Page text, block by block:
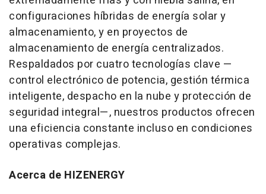
configuraciones híbridas de energía solar y
almacenamiento, y en proyectos de
almacenamiento de energía centralizados.
Respaldados por cuatro tecnologías clave —
control electrónico de potencia, gestión térmica
inteligente, despacho en la nube y protección de
seguridad integral—, nuestros productos ofrecen
una eficiencia constante incluso en condiciones
operativas complejas.
Acerca de HIZENERGY